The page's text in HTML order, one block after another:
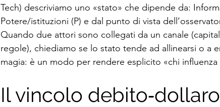
Tech) descriviamo uno «stato» che dipende da:
Potere/istituzioni (P) e dal punto di vista
Quando due attori sono collegati da un canale
regole), chiediamo se lo stato tende ad allinearsi o a
magia: è un modo per rendere esplicito «chi influenza
Il vincolo